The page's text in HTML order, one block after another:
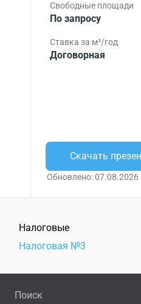
Свободные площади
По запросу
Ставка за м²/год
Договорная
Скачать
Обновлено: 07.08.2026
Налоговые
Налоговая №3
Поиск